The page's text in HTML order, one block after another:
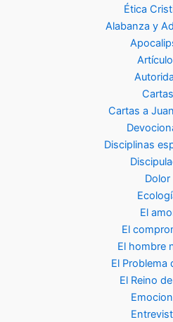
Ética
Alabanza y
Cartas
Cartas a
Disciplinas
Dolor
El
El
El hombre
El Problema
El Reino